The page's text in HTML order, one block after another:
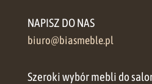
NAPISZ DO NAS
biuro@biasmeble.pl
Szeroki wybór mebli do